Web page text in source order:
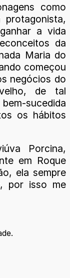
como
a vida
da
Maria do
começou
negócios do
de tal
sucedida
os hábitos
Porcina,
em Roque
ela sempre
por isso me